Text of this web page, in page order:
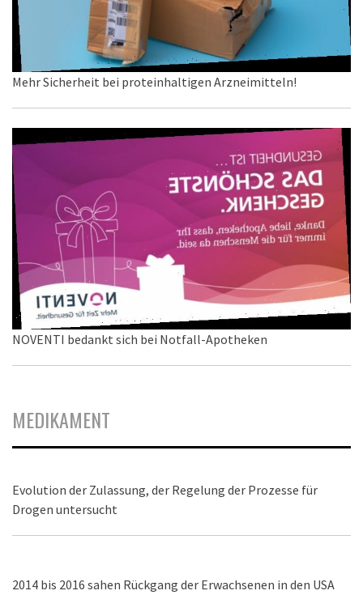
Mehr Sicherheit bei proteinhaltigen Arzneimitteln!
NOVENTI bedankt sich bei Notfall-Apotheken
MEDIKAMENT
Evolution der Zulassung, der Regelung der Prozesse für
Drogen untersucht
2014 bis 2016 sahen Rückgang der Erwachsenen in den USA